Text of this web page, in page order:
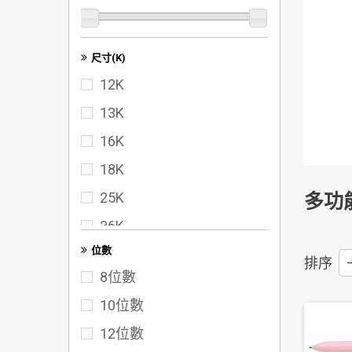
尺寸(K)
12K
13K
16K
18K
25K
36K
40K
50K
60K
72K
位數
8位數
10位數
12位數
多功
排序 --